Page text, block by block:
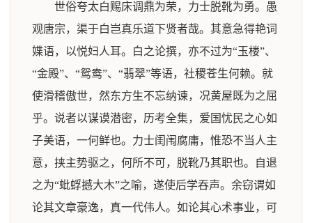
世俗夸太白赐床调鼎为荣，力士脱靴为勇。愚
观唐宗，渠于白岂真乐道下贤者哉。其意急得艳词
媟语，以悦妇人耳。白之论撰，亦不过为“玉楼”、
“金殿”、“鸳鸯”、“翡翠”等语，社稷苍生何赖。就
使滑稽傲世，然东方生不忘纳谏，况黄屋既为之屈
乎。说者以谋谟潜密，历考全集，爱国忧民之心如
子美语，一何鲜也。力士闺闱腐庸，惟恐不当人主
意，挟主势驱之，何所不可，脱靴乃其职也。自退
之为“蚍蜉撼大木”之喻，遂使后学吞声。余窃谓如
论其文章豪逸，真一代伟人。如论其心术事业，可